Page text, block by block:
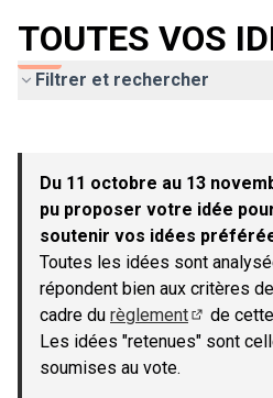
TOUTES VOS
Filtrer et rechercher
−
Du 11 octobre au 13
pu proposer votre idée
soutenir vos idées
Toutes les idées sont
répondent bien aux critères
cadre du règlement
(Lien
de
Les idées "retenues" sont
soumises au vote.